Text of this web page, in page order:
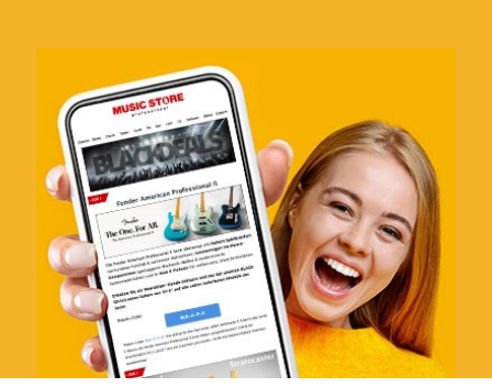
sind super!
Alle Teile waren sauber und passgenau
verarbeitet und ließen sich ohne Mühen
zusammenbauen. Bei einem Seitenteil wurde
ein Astloch ausgebessert, jedoch sieht man
dies beim fertigen Rack nicht mehr, da diese
Stelle bewusst nach Innen verbaut wurde.
Das Holz war super glatt geschliffen und
fühlte sich selbst ohne Lackierung oder
Behandlung sehr hochwertig an. Ich habe es
vor dem Zusammenbau noch mit einem Öl
behandelt, um es langlebiger zu machen und
bin mit der finalen Optik sehr zufrieden!